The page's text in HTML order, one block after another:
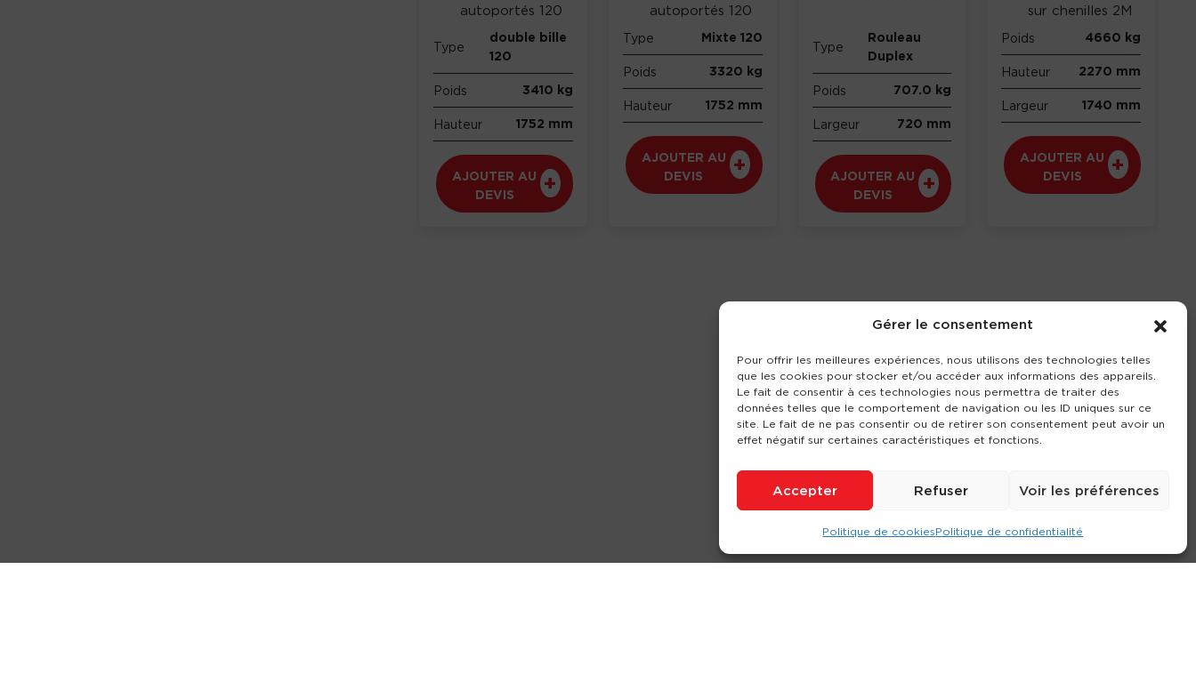
Gérer le consentement
Pour offrir les meilleures expériences, nous utilisons des technologies telles
que les cookies pour stocker et/ou accéder aux informations des appareils.
Le fait de consentir à ces technologies nous permettra de traiter des
données telles que le comportement de navigation ou les ID uniques sur ce
site. Le fait de ne pas consentir ou de retirer son consentement peut avoir un
effet négatif sur certaines caractéristiques et fonctions.
Accepter Refuser Voir les préférences
Politique de cookiesPolitique de confidentialité
autoportés 120
Type
double bille
120
Poids 3410 kg
Hauteur 1752 mm
AJOUTER AU
DEVIS
autoportés 120
Type Mixte 120
Poids 3320 kg
Hauteur 1752 mm
AJOUTER AU
DEVIS
Type
Rouleau
Duplex
Poids 707.0 kg
Largeur 720 mm
AJOUTER AU
DEVIS
sur chenilles 2M
Poids 4660 kg
Hauteur 2270 mm
Largeur 1740 mm
AJOUTER AU
DEVIS